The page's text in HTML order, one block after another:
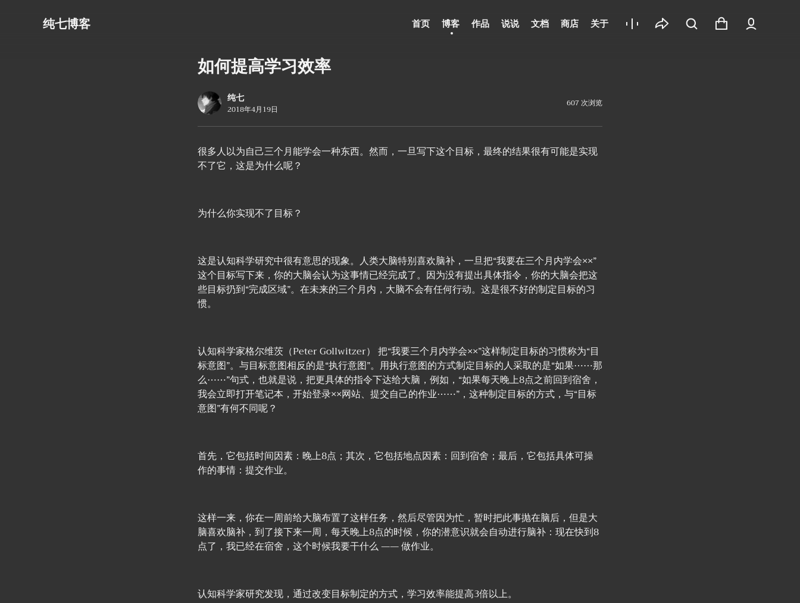
纯七博客 首页 博客 作品 说说 文档 商店 关于
如何提高学习效率
纯七
2018年4月19日
607 次浏览
很多人以为自己三个月能学会一种东西。然而，一旦写下这个目标，最终的结果很有可能是实现
不了它，这是为什么呢？
为什么你实现不了目标？
这是认知科学研究中很有意思的现象。人类大脑特别喜欢脑补，一旦把“我要在三个月内学会××”
这个目标写下来，你的大脑会认为这事情已经完成了。因为没有提出具体指令，你的大脑会把这
些目标扔到“完成区域”。在未来的三个月内，大脑不会有任何行动。这是很不好的制定目标的习
惯。
认知科学家格尔维茨（Peter Gollwitzer） 把“我要三个月内学会××”这样制定目标的习惯称为“目
标意图”。与目标意图相反的是“执行意图”。用执行意图的方式制定目标的人采取的是“如果⋯⋯那
么⋯⋯”句式，也就是说，把更具体的指令下达给大脑，例如，“如果每天晚上8点之前回到宿舍，
我会立即打开笔记本，开始登录××网站、提交自己的作业⋯⋯”，这种制定目标的方式，与“目标
意图”有何不同呢？
首先，它包括时间因素：晚上8点；其次，它包括地点因素：回到宿舍；最后，它包括具体可操
作的事情：提交作业。
这样一来，你在一周前给大脑布置了这样任务，然后尽管因为忙，暂时把此事抛在脑后，但是大
脑喜欢脑补，到了接下来一周，每天晚上8点的时候，你的潜意识就会自动进行脑补：现在快到8
点了，我已经在宿舍，这个时候我要干什么 —— 做作业。
认知科学家研究发现，通过改变目标制定的方式，学习效率能提高3倍以上。